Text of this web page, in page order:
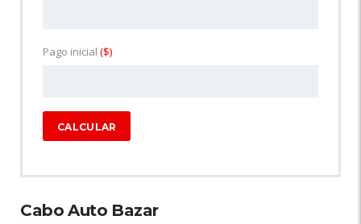
Pago inicial ($)
CALCULAR
Cabo Auto Bazar